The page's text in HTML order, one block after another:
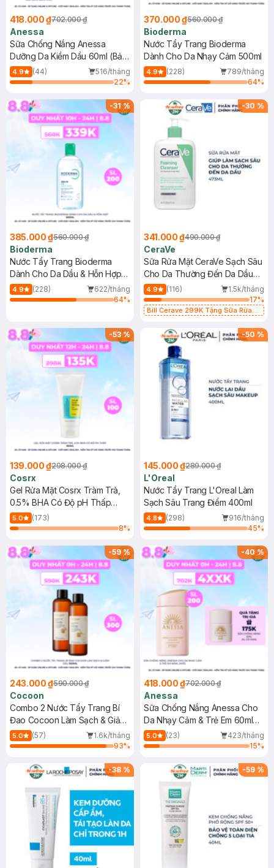
418.000 ₫702.000 ₫
Anessa
Sữa Chống Nắng Anessa
Dưỡng Da Kiềm Dầu 60ml (Bản
Mới)
4.9 (44)
516/tháng
22%
370.000 ₫560.000 ₫
Bioderma
Nước Tẩy Trang Bioderma
Dành Cho Da Nhạy Cảm 500ml
4.9 (228)
789/tháng
64%
-31%
385.000 ₫560.000 ₫
Bioderma
Nước Tẩy Trang Bioderma
Dành Cho Da Dầu & Hỗn Hợp
500ml
4.9 (228)
622/tháng
64%
-30 %
341.000 ₫490.000 ₫
CeraVe
Sữa Rửa Mặt CeraVe Sạch Sâu
Cho Da Thường Đến Da Dầu
473ml
4.9 (116)
1.5k/tháng
17%
Bill Cerave 299K Tặng Sữa Rửa
-53%
139.000 ₫298.000 ₫
Cosrx
Gel Rửa Mặt Cosrx Tràm Trà,
0.5% BHA Có Độ pH Thấp
150ml
5.0
(173)
8%
-50 %
145.000 ₫289.000 ₫
L'Oreal
Nước Tẩy Trang L'Oreal Làm
Sạch Sâu Trang Điểm 400ml
4.8 (298)
916/tháng
45%
-59%
243.000 ₫590.000 ₫
Cocoon
Combo 2 Nước Tẩy Trang Bí
Đao Cocoon Làm Sạch & Giảm
Dầu 500ml
5.0 (57)
1.6k/tháng
93%
-40%
418.000 ₫702.000 ₫
Anessa
Sữa Chống Nắng Anessa Cho
Da Nhạy Cảm & Trẻ Em 60ml
(Mới)
5.0 (23)
423/tháng
15%
-38 % -59 %